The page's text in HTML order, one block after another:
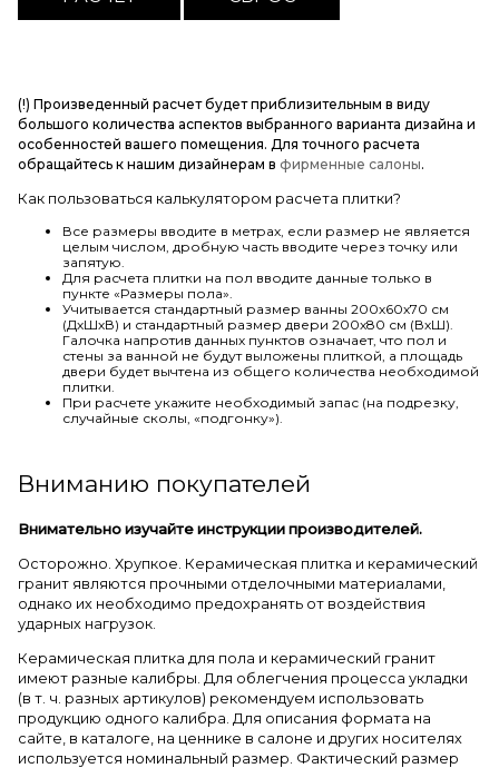
(!) Произведенный расчет будет приблизительным в виду
большого количества аспектов выбранного варианта дизайна и
особенностей вашего помещения. Для точного расчета
обращайтесь к нашим дизайнерам в фирменные салоны.
Как пользоваться калькулятором расчета плитки?
Все размеры вводите в метрах, если размер не является
целым числом, дробную часть вводите через точку или
запятую.
Для расчета плитки на пол вводите данные только в
пункте «Размеры пола».
Учитывается стандартный размер ванны 200х60х70 см
(ДхШхВ) и стандартный размер двери 200х80 см (ВхШ).
Галочка напротив данных пунктов означает, что пол и
стены за ванной не будут выложены плиткой, а площадь
двери будет вычтена из общего количества необходимой
плитки.
При расчете укажите необходимый запас (на подрезку,
случайные сколы, «подгонку»).
Вниманию покупателей
Внимательно изучайте инструкции производителей.
Осторожно. Хрупкое. Керамическая плитка и керамический
гранит являются прочными отделочными материалами,
однако их необходимо предохранять от воздействия
ударных нагрузок.
Керамическая плитка для пола и керамический гранит
имеют разные калибры. Для облегчения процесса укладки
(в т. ч. разных артикулов) рекомендуем использовать
продукцию одного калибра. Для описания формата на
сайте, в каталоге, на ценнике в салоне и других носителях
используется номинальный размер. Фактический размер